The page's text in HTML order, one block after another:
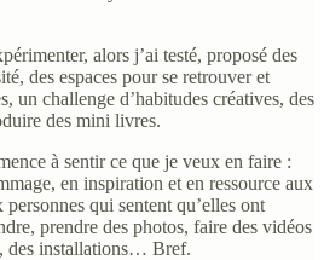
alors j’ai testé, proposé des
des espaces pour se retrouver et
un challenge d’habitudes créatives, des
des mini livres.
à sentir ce que je veux en faire :
en inspiration et en ressource aux
personnes qui sentent qu’elles ont
prendre des photos, faire des vidéos
des installations… Bref.